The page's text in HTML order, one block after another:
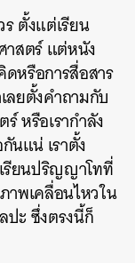
ตั้งแต่เรียน
าสตร์ แต่หนัง
หรือการสื่อสาร
ลยตั้งคำถามกับ
หรือเรากำลัง
นแน่ เราตั้ง
รียนปริญญาโทที่
าพเคลื่อนไหวใน
ะ ซึ่งตรงนี้ก็